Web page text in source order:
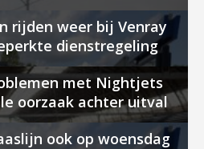
rijden weer bij Venray
dienstregeling
met Nightjets
oorzaak achter uitval
ook op woensdag